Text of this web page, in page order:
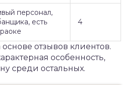
персонал,
есть
4
отзывов клиентов.
особенность,
среди остальных.